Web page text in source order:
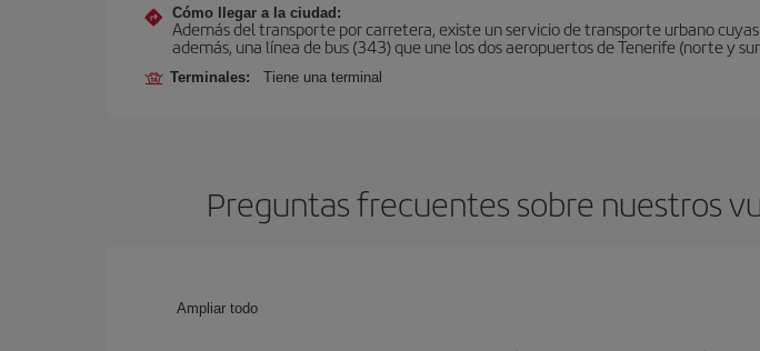
Cómo llegar a la ciudad:
Además del transporte por carretera, existe un servicio de transporte urbano
además, una línea de bus (343) que une los dos aeropuertos de Tenerife (norte y
Terminales: Tiene una terminal
Preguntas frecuentes sobre nuestros
Ampliar todo